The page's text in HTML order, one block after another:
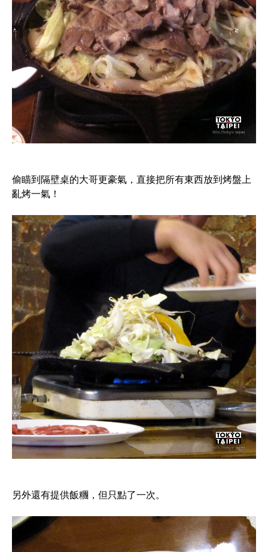
偷瞄到隔壁桌的大哥更豪氣，直接把所有東西放到烤盤上
亂烤一氣！
另外還有提供飯糰，但只點了一次。